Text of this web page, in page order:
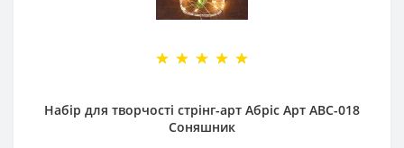
Набір для творчості стрінг-арт Абріс Арт АВС-018
Соняшник